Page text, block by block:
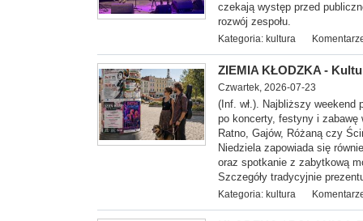
czekają występ przed
rozwój zespołu.
Kategoria: kultura
ZIEMIA KŁODZKA -
Czwartek, 2026-07-23
(Inf. wł.). Najbliższy weekend
po koncerty, festyny i
Ratno, Gajów, Różaną czy
Niedziela zapowiada się
oraz spotkanie z zabytkową
Szczegóły tradycyjnie
Kategoria: kultura